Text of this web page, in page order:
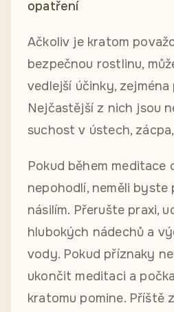
opatření
Ačkoliv je kratom
bezpečnou rostlinu,
vedlejší účinky,
Nejčastější z nich jsou
suchost v ústech,
Pokud během meditace
nepohodlí, neměli byste
násilím. Přerušte praxi,
hlubokých nádechů a
vody. Pokud příznaky
ukončit meditaci a
kratomu pomine. Příště